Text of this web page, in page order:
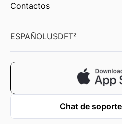
Contactos
ESPAÑOLUSDFT²
Chat de